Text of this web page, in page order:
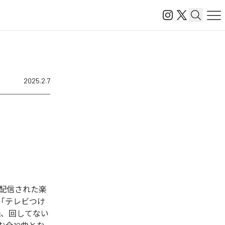
2025.2.7
信された楽
テレビつけ
、回してない